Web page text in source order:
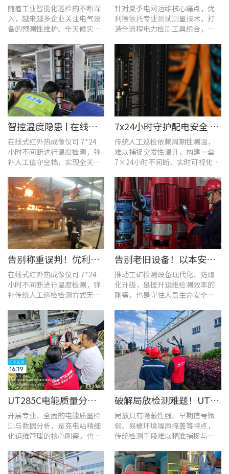
随着工业智能化巡检的不断深
入，越来越多企业关注电气设
备的预测性维护、全天候实时
查。
针对夏季电网运维核心痛点，优
利德依托专业测试测量技术，打
造全流程电力检测工具组合，覆
测及电能质量分析等核心场景
智控温度隐患 | 在线式红外热成像仪在UPS电源柜老化监测中的应用
在线式红外热成像仪可 7*24
小时不间断进行温度检测，弥
补人工值守空档，实现全天候
7x24小时守护配电安全 | 优利德在线式热成像方案在配电系统中的应用实践
传统人工巡检依赖周期性测温，
难以捕捉突发性温升，构建一套
7×24小时不间断、实时可视化的
域全时段智能测温、风险实时预
警。
告别称重误判！优利德在线式热成像仪重构新材料铸造注液控制逻辑
在线式红外热成像仪可 7*24
小时不间断进行温度检测，弥
补传统人工巡检检测方式无法
告别老旧设备！以本安型防爆产品矩阵与合规检测，守住工矿安全底线
推动工矿检测设备现代化、防爆
化升级，是提升运维检测效率的
刚需，也是守住人员生命安全、
UT285C电能质量分析仪解决充电站三相用电各类难题
开展专业、全面的电能质量检
测与数据分析，是充电站精细
化运维管理的核心刚需，也是
转的关键环节。
破解局放检测难题！UT568B手持式声学成像仪让隐患“可视化”
局放具有隐蔽性强、早期信号微
弱、易被环境噪声掩盖等特点，
传统检测手段难以精准捕捉与定